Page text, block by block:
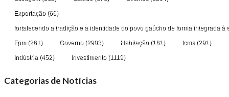
Exportação(66)
fortalecendo a tradição e a identidade do povo gaúcho de forma integrada
Fpm(261) Governo(2903) Habitação(161) Icms(291)
Indústria (452) Investimento(1119)
Categorias de Notícias